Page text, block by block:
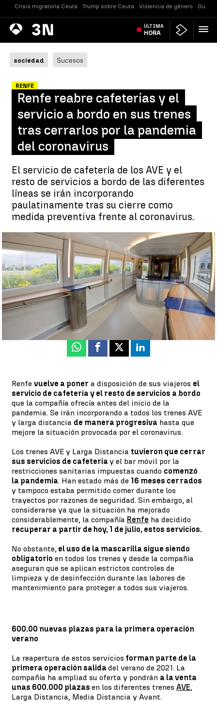
Crisis migratoria Ceuta Trump sobre Ceuta Violencia de género
Antena
3 Noticias ÚLTIMA
HORA
sociedad Sucesos
RENFE
Renfe reabre cafeterías y el
servicio a bordo en sus trenes
tras cerrarlos por la pandemia
del coronavirus
El servicio de cafetería de los AVE y el
resto de servicios a bordo de las diferentes
líneas se irán incorporando
paulatinamente tras su cierre como
medida preventiva frente al coronavirus.
Renfe reabre cafeterías y el servicio a bordo para sus pasajeros
|Renfe
01 de julio de 2021, 19:32
Whatsapp
Facebook
X Linkedin
Renfe vuelve a poner a disposición de sus viajeros el
servicio de cafetería y el resto de servicios a bordo
que la compañía ofrecía antes del inicio de la
pandemia. Se irán incorporando a todos los trenes AVE
y larga distancia de manera progresiva hasta que
mejore la situación provocada por el coronavirus.
Los trenes AVE y Larga Distancia tuvieron que cerrar
sus servicios de cafetería y el bar móvil por la
restricciones sanitarias impuestas cuando comenzó
la pandemia. Han estado más de 16 meses cerrados
y tampoco estaba permitido comer durante los
trayectos por razones de seguridad. Sin embargo, al
considerarse ya que la situación ha mejorado
considerablemente, la compañía Renfe ha decidido
recuperar a partir de hoy, 1 de julio, estos servicios.
No obstante, el uso de la mascarilla sigue siendo
obligatorio en todos los trenes y desde la compañía
aseguran que se aplican estrictos controles de
limpieza y de desinfección durante las labores de
mantenimiento para proteger a todos sus viajeros.
600.00 nuevas plazas para la primera operación
verano
La reapertura de estos servicios forman parte de la
primera operación salida del verano de 2021. La
compañía ha ampliad su oferta y pondrán a la venta
unas 600.000 plazas en los diferentes trenes AVE,
Larga Distancia, Media Distancia y Avant.